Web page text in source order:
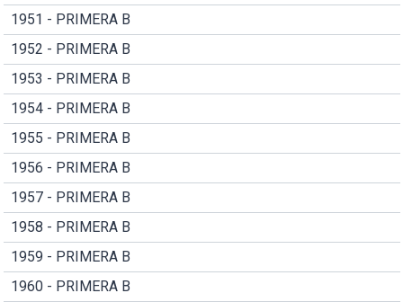
1951 - PRIMERA B
1952 - PRIMERA B
1953 - PRIMERA B
1954 - PRIMERA B
1955 - PRIMERA B
1956 - PRIMERA B
1957 - PRIMERA B
1958 - PRIMERA B
1959 - PRIMERA B
1960 - PRIMERA B